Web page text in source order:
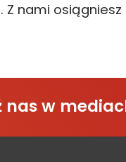
nami osiągniesz
nas w